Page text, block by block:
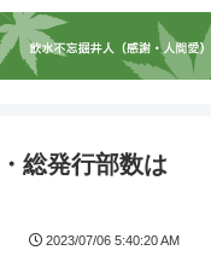
総発行部数は
2023/07/06 5:40:20 AM